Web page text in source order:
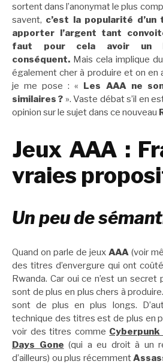
sortent dans l’anonymat le plus
savent, c’est la popularité
apporter l’argent tant
faut pour cela avoir un
conséquent. Mais cela implique
également cher à produire et on en
je me pose : « Les AAA ne
similaires ? ». Vaste débat s’il en
opinion sur le sujet dans ce nouveau
Jeux AAA :
vraies
Un peu de
Quand on parle de jeux AAA (voir
des titres d’envergure qui ont
Rwanda. Car oui ce n’est un secret
sont de plus en plus chers à
sont de plus en plus longs.
technique des titres est de plus en
voir des titres comme Cyberpunk
Days Gone (qui a eu droit à un
d’ailleurs) ou plus récemment